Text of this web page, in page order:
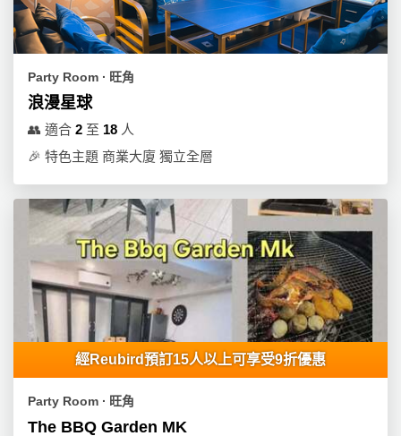
Party Room ∙ 旺角
浪漫星球
👥 適合 2 至 18 人
🎉 特色主題 商業大廈 獨立全層
經Reubird預訂15人以上可享受9折優惠
Party Room ∙ 旺角
The BBQ Garden MK